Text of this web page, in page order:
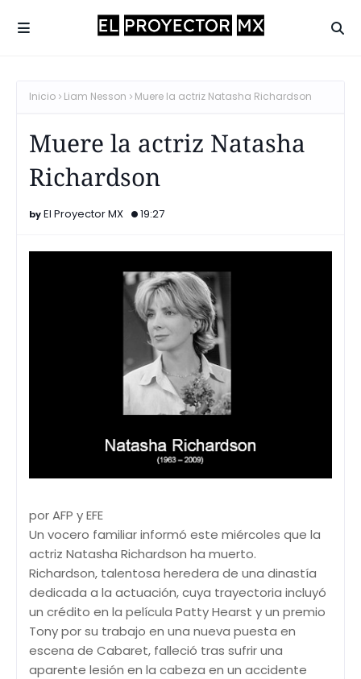
Inicio Liam Nesson Muere la actriz Natasha Richardson
Muere la actriz Natasha
Richardson
El Proyector MX 19:27
por AFP y EFE
Un vocero familiar informó este miércoles que la
actriz Natasha Richardson ha muerto.
Richardson, talentosa heredera de una dinastía
dedicada a la actuación, cuya trayectoria incluyó
un crédito en la película Patty Hearst y un premio
Tony por su trabajo en una nueva puesta en
escena de Cabaret, falleció tras sufrir una
aparente lesión en la cabeza en un accidente